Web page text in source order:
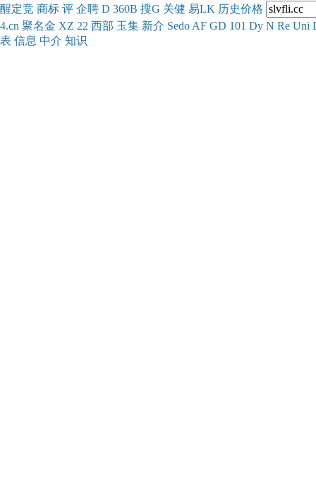
醒定竞 商标 评 企聘 D 360B 搜G 关健 易LK 历史价格
4.cn 聚名金 XZ 22 西部 玉集 新介 Sedo AF GD 101 Dy N Re Uni
表 信息 中介 知识